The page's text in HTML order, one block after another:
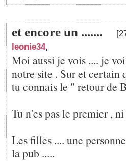
et encore un .......
leonie34,
Moi aussi je vois .... je
notre site . Sur et certain
tu connais le " retour de
Tu n'es pas le premier ,
Les filles .... une
la pub .....